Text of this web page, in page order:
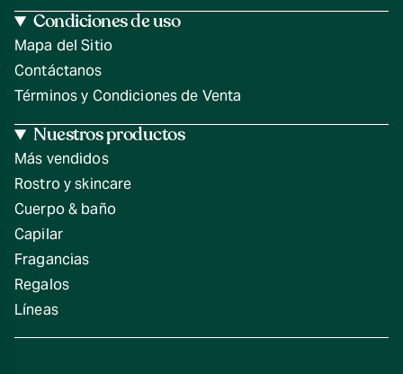
Condiciones de uso
Mapa del Sitio
Contáctanos
Términos y Condiciones de Venta
Nuestros productos
Más vendidos
Rostro y skincare
Cuerpo & baño
Capilar
Fragancias
Regalos
Líneas